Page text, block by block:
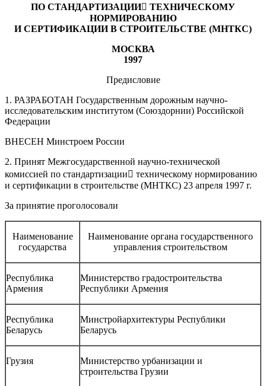
ПО СТАНДАРТИЗАЦИИ ТЕХНИЧЕСКОМУ
НОРМИРОВАНИЮ
И СЕРТИФИКАЦИИ В СТРОИТЕЛЬСТВЕ (МНТКС)
МОСКВА
1997
Предисловие
1. РАЗРАБОТАН Государственным дорожным научно-
исследовательским институтом (Союздорнии) Российской
Федерации
ВНЕСЕН Минстроем России
2. Принят Межгосударственной научно-технической
комиссией по стандартизации техническому нормированию
и сертификации в строительстве (МНТКС) 23 апреля 1997 г.
За принятие проголосовали
Наименование
государства
Наименование органа государственного
управления строительством
Республика
Армения
Министерство градостроительства
Республики Армения
Республика
Беларусь
Минстройархитектуры Республики
Беларусь
Грузия
Министерство урбанизации и
строительства Грузии